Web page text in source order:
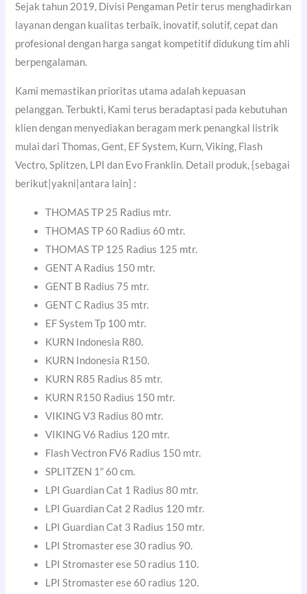
Sejak tahun 2019, Divisi Pengaman Petir terus menghadirkan
layanan dengan kualitas terbaik, inovatif, solutif, cepat dan
profesional dengan harga sangat kompetitif didukung tim ahli
berpengalaman.
Kami memastikan prioritas utama adalah kepuasan
pelanggan. Terbukti, Kami terus beradaptasi pada kebutuhan
klien dengan menyediakan beragam merk penangkal listrik
mulai dari Thomas, Gent, EF System, Kurn, Viking, Flash
Vectro, Splitzen, LPI dan Evo Franklin. Detail produk, {sebagai
berikut|yakni|antara lain] :
THOMAS TP 25 Radius mtr.
THOMAS TP 60 Radius 60 mtr.
THOMAS TP 125 Radius 125 mtr.
GENT A Radius 150 mtr.
GENT B Radius 75 mtr.
GENT C Radius 35 mtr.
EF System Tp 100 mtr.
KURN Indonesia R80.
KURN Indonesia R150.
KURN R85 Radius 85 mtr.
KURN R150 Radius 150 mtr.
VIKING V3 Radius 80 mtr.
VIKING V6 Radius 120 mtr.
Flash Vectron FV6 Radius 150 mtr.
SPLITZEN 1″ 60 cm.
LPI Guardian Cat 1 Radius 80 mtr.
LPI Guardian Cat 2 Radius 120 mtr.
LPI Guardian Cat 3 Radius 150 mtr.
LPI Stromaster ese 30 radius 90.
LPI Stromaster ese 50 radius 110.
LPI Stromaster ese 60 radius 120.